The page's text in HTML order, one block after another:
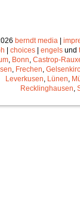
berndt media |
| choices | engels und
Bonn Castrop-
Frechen
Leverkusen Lünen
Recklinghausen